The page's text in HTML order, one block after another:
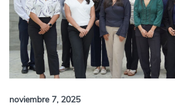
noviembre 7, 2025